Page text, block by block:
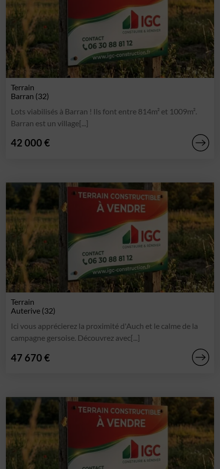
Terrain
Barran (32)
Lots viabilisés à Barran ! Ils font entre 814m² et 1009m².
Barran est un village[...]
42 000 €
Terrain
Auterive (32)
Ici vous apprécierez la proximité d'Auch et le calme de la
campagne gersoise. Découvrez avec[...]
47 670 €